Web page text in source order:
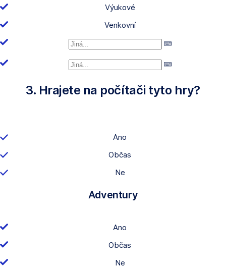
Výukové
Venkovní
3. Hrajete na počítači tyto hry?
Ano
Občas
Ne
Adventury
Ano
Občas
Ne